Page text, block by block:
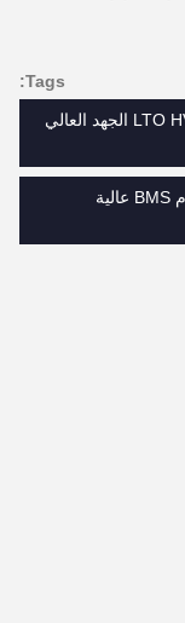
Tags:
250A عالية الجهد BMS,بطارية LTO HV BMS,256V الجهد العالي
جهاز BMS للجهد العالي للاتصال المتوازي,نظام BMS عالية